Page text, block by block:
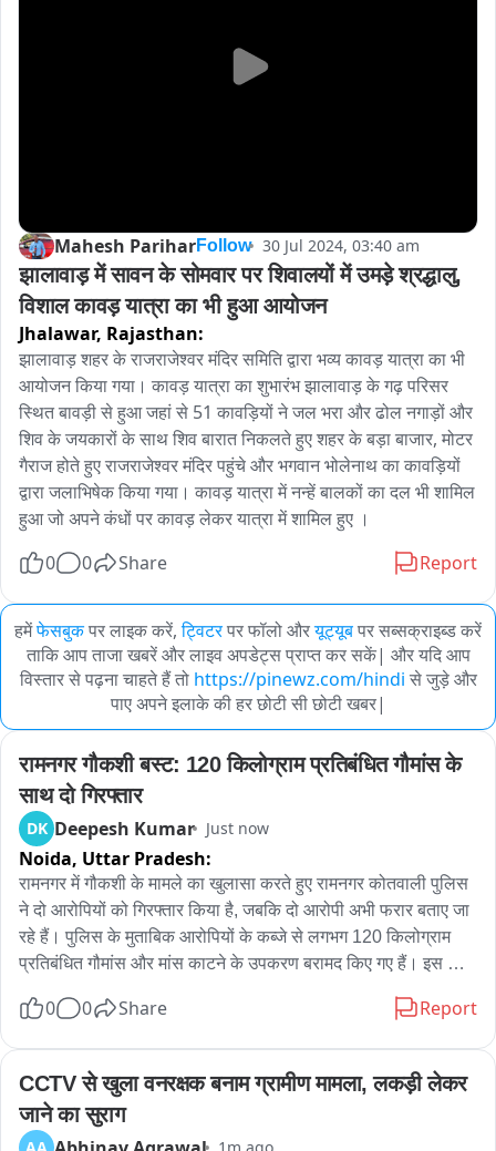
Mahesh PariharFollow 30 Jul 2024, 03:40 am
झालावाड़ में सावन के सोमवार पर शिवालयों में उमड़े श्रद्धालु,
विशाल कावड़ यात्रा का भी हुआ आयोजन
Jhalawar, Rajasthan:
झालावाड़ शहर के राजराजेश्वर मंदिर समिति द्वारा भव्य कावड़ यात्रा का भी
आयोजन किया गया। कावड़ यात्रा का शुभारंभ झालावाड़ के गढ़ परिसर
स्थित बावड़ी से हुआ जहां से 51 कावड़ियों ने जल भरा और ढोल नगाड़ों और
शिव के जयकारों के साथ शिव बारात निकलते हुए शहर के बड़ा बाजार, मोटर
गैराज होते हुए राजराजेश्वर मंदिर पहुंचे और भगवान भोलेनाथ का कावड़ियों
द्वारा जलाभिषेक किया गया। कावड़ यात्रा में नन्हें बालकों का दल भी शामिल
हुआ जो अपने कंधों पर कावड़ लेकर यात्रा में शामिल हुए ।
0
0 Share Report
हमेंफेसबुकपर लाइक करें, ट्विटरपर फॉलो औरयूट्यूबपर सब्सक्राइब्ड करें
ताकि आप ताजा खबरें और लाइव अपडेट्स प्राप्त कर सकें| और यदि आप
विस्तार से पढ़ना चाहते हैं तो https://pinewz.com/hindi से जुड़े और
पाए अपने इलाके की हर छोटी सी छोटी खबर|
रामनगर गौकशी बस्ट: 120 किलोग्राम प्रतिबंधित गौमांस के
साथ दो गिरफ्तार
DK Deepesh Kumar Just now
Noida, Uttar Pradesh:
रामनगर में गौकशी के मामले का खुलासा करते हुए रामनगर कोतवाली पुलिस
ने दो आरोपियों को गिरफ्तार किया है, जबकि दो आरोपी अभी फरार बताए जा
रहे हैं। पुलिस के मुताबिक आरोपियों के कब्जे से लगभग 120 किलोग्राम
प्रतिबंधित गौमांस और मांस काटने के उपकरण बरामद किए गए हैं। इस
कथित तौर पर गौवंश तस्करों को उपलब्ध कराने का आरोप है; पूरा नेटवर्क
कोतवाली में मामले का खुलासा करते हुए प्रभारी क्षेत्राधिकारी रामनगर
विमल प्रसाद ने बताया कि 5 अगस्त 2026 को उपनिरीक्षक वीरेंद्र बिष्ट
द्वारा चेकिंग के दौरान बड़ी मस्जिद के पास स्थित स्लाटर हाउस में कार्रवाई
0 0 Share Report
CCTV से खुला वनरक्षक बनाम ग्रामीण मामला, लकड़ी लेकर
जाने का सुराग